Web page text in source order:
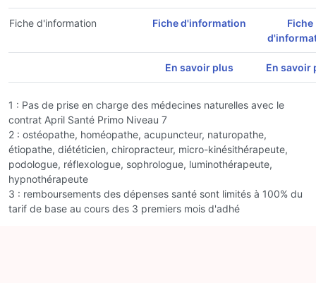
Fiche d'information Fiche d'information
Fiche
En savoir plus En savoir
1 : Pas de prise en charge des médecines naturelles avec le
contrat April Santé Primo Niveau 7
2 : ostéopathe, homéopathe, acupuncteur, naturopathe,
étiopathe, diététicien, chiropracteur, micro-kinésithérapeute,
podologue, réflexologue, sophrologue, luminothérapeute,
hypnothérapeute
3 : remboursements des dépenses santé sont limités à 100% du
tarif de base au cours des 3 premiers mois d'adhé